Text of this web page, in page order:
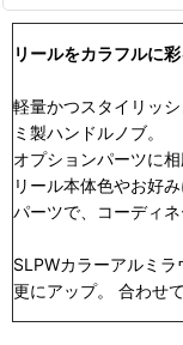
リールをカラフルに
軽量かつスタイリッ
ミ製ハンドルノブ。
オプションパーツに
リール本体色やお好
パーツで、コーディネ
SLPWカラーアルミ
更にアップ。 合わせ